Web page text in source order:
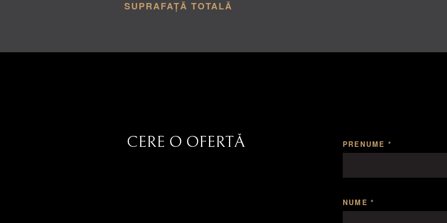
SUPRAFAȚĂ TOTALĂ
CERE O OFERTĂ PRENUME *
NUME *